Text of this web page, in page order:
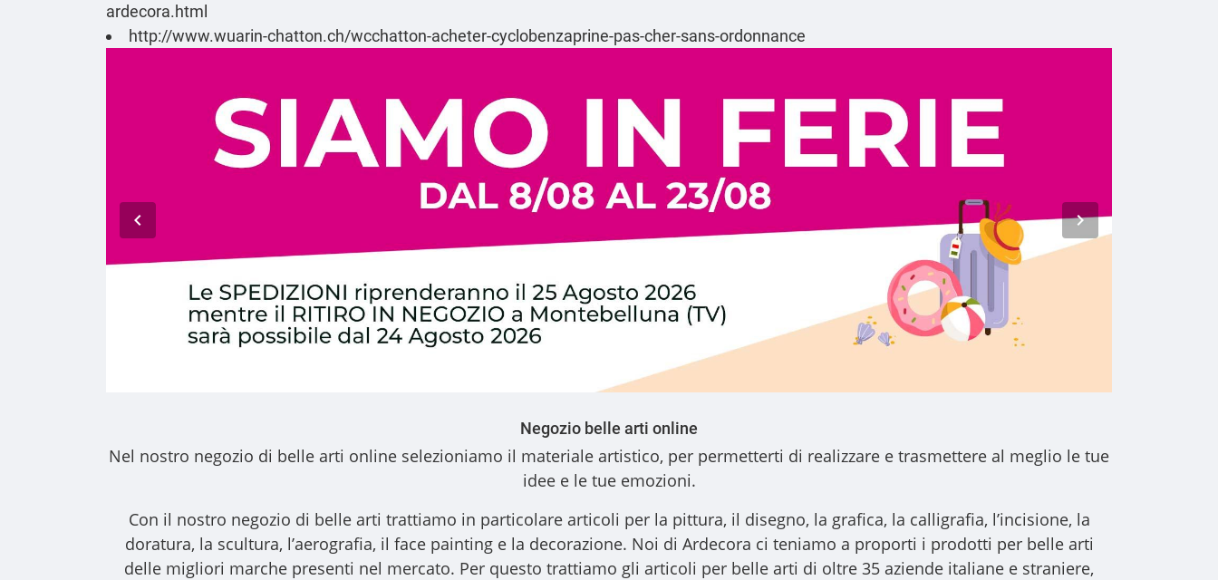
ardecora.html
http://www.wuarin-chatton.ch/wcchatton-acheter-cyclobenzaprine-pas-cher-sans-ordonnance
Negozio belle arti online
Nel nostro negozio di belle arti online selezioniamo il materiale artistico, per permetterti di realizzare e trasmettere al meglio le tue
idee e le tue emozioni.
Con il nostro negozio di belle arti trattiamo in particolare articoli per la pittura, il disegno, la grafica, la calligrafia, l’incisione, la
doratura, la scultura, l’aerografia, il face painting e la decorazione. Noi di Ardecora ci teniamo a proporti i prodotti per belle arti
delle migliori marche presenti nel mercato. Per questo trattiamo gli articoli per belle arti di oltre 35 aziende italiane e straniere,